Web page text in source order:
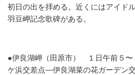
初日の出を拝める。近くにはアイド
羽豆岬記念歌碑がある。
●伊良湖岬（田原市）
１日午前５〜
ケ浜交差点―伊良湖菜の花ガーデン